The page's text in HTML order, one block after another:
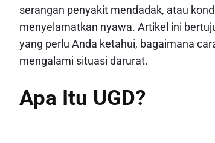
serangan penyakit mendadak, atau
menyelamatkan nyawa. Artikel ini
yang perlu Anda ketahui, bagaimana
mengalami situasi darurat.
Apa Itu UGD?